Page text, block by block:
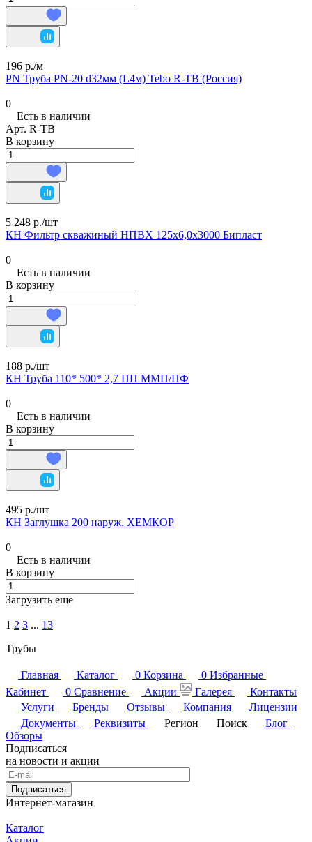
196 р./м
PN Труба PN-20 d32мм (L4м) Tebo R-TB (Россия)
0
Есть в наличии
Арт. R-TB
В корзину
5 248 р./шт
КН Фильтр скважиный НПВХ 125х6,0х3000 Бипласт
0
Есть в наличии
В корзину
188 р./шт
КН Труба 110* 500* 2,7 ПП ММП/ПФ
0
Есть в наличии
В корзину
495 р./шт
КН Заглушка 200 наруж. ХЕМКОР
0
Есть в наличии
В корзину
Загрузить еще
1 2 3 ... 13
Трубы
Главная Каталог 0 Корзина 0 Избранные
Кабинет
0 Сравнение Акции Галерея
Контакты
Услуги
Бренды Отзывы Компания
Лицензии
Документы
Реквизиты Регион Поиск
Блог
Обзоры
Подписаться
на новости и акции
Подписаться
Интернет-магазин
Каталог